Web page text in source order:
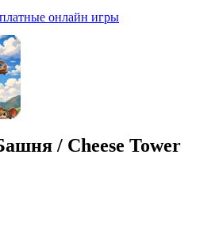
/ Cheese Tower